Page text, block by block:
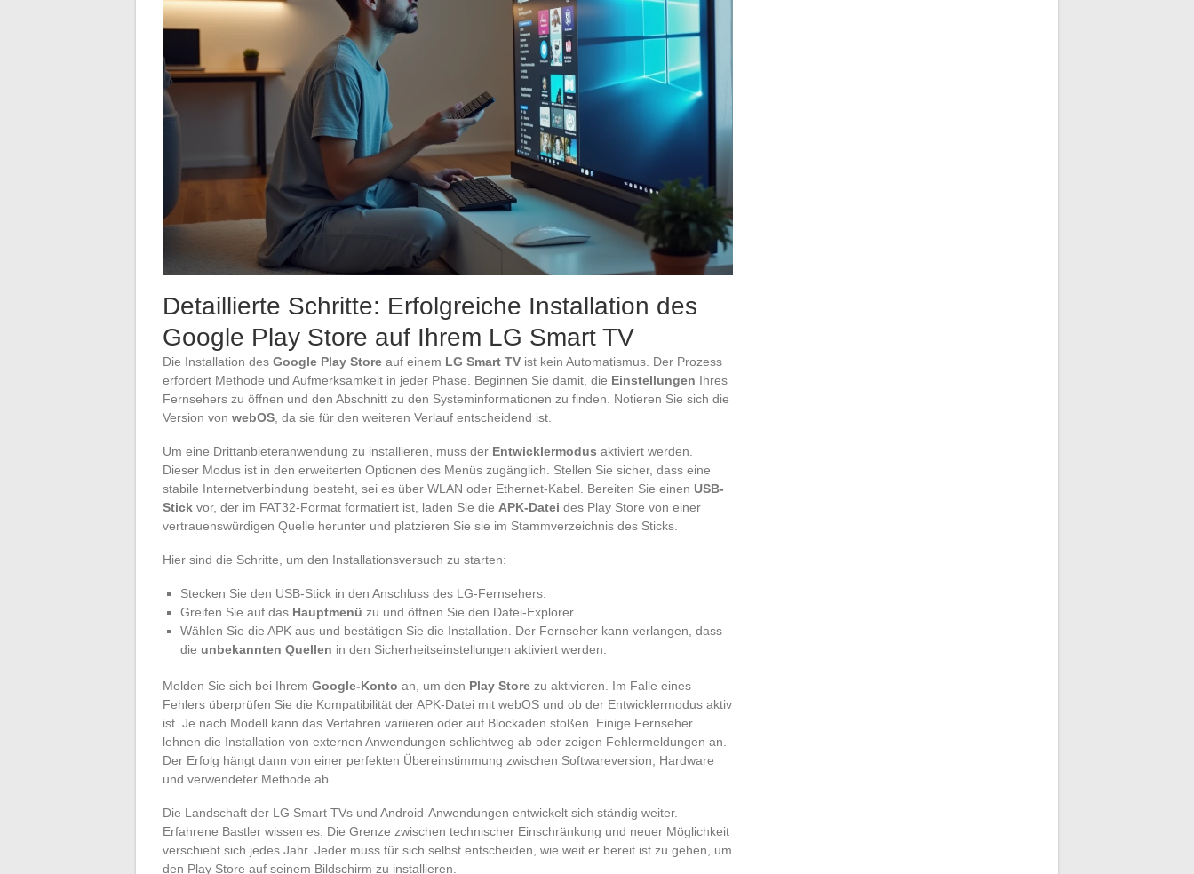
Detaillierte Schritte: Erfolgreiche Installation des
Google Play Store auf Ihrem LG Smart TV
Die Installation des Google Play Store auf einem LG Smart TV ist kein Automatismus. Der Prozess
erfordert Methode und Aufmerksamkeit in jeder Phase. Beginnen Sie damit, die Einstellungen Ihres
Fernsehers zu öffnen und den Abschnitt zu den Systeminformationen zu finden. Notieren Sie sich die
Version von webOS , da sie für den weiteren Verlauf entscheidend ist.
Um eine Drittanbieteranwendung zu installieren, muss der Entwicklermodus aktiviert werden.
Dieser Modus ist in den erweiterten Optionen des Menüs zugänglich. Stellen Sie sicher, dass eine
stabile Internetverbindung besteht, sei es über WLAN oder Ethernet-Kabel. Bereiten Sie einen USB-
Stick vor, der im FAT32-Format formatiert ist, laden Sie die APK-Datei des Play Store von einer
vertrauenswürdigen Quelle herunter und platzieren Sie sie im Stammverzeichnis des Sticks.
Hier sind die Schritte, um den Installationsversuch zu starten:
Stecken Sie den USB-Stick in den Anschluss des LG-Fernsehers.
Greifen Sie auf das Hauptmenü zu und öffnen Sie den Datei-Explorer.
Wählen Sie die APK aus und bestätigen Sie die Installation. Der Fernseher kann verlangen, dass
die unbekannten Quellen in den Sicherheitseinstellungen aktiviert werden.
Melden Sie sich bei Ihrem Google-Konto an, um den Play Store zu aktivieren. Im Falle eines
Fehlers überprüfen Sie die Kompatibilität der APK-Datei mit webOS und ob der Entwicklermodus aktiv
ist. Je nach Modell kann das Verfahren variieren oder auf Blockaden stoßen. Einige Fernseher
lehnen die Installation von externen Anwendungen schlichtweg ab oder zeigen Fehlermeldungen an.
Der Erfolg hängt dann von einer perfekten Übereinstimmung zwischen Softwareversion, Hardware
und verwendeter Methode ab.
Die Landschaft der LG Smart TVs und Android-Anwendungen entwickelt sich ständig weiter.
Erfahrene Bastler wissen es: Die Grenze zwischen technischer Einschränkung und neuer Möglichkeit
verschiebt sich jedes Jahr. Jeder muss für sich selbst entscheiden, wie weit er bereit ist zu gehen, um
den Play Store auf seinem Bildschirm zu installieren.